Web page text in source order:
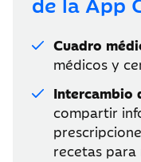
Cuadro
médicos y
Intercambio
compartir
recetas para